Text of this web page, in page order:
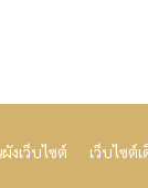
งเว็บไซต์ เว็บไซต์เ